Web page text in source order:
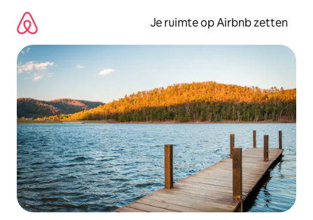
direct
naar
inhoud
Je ruimte op Airbnb zetten